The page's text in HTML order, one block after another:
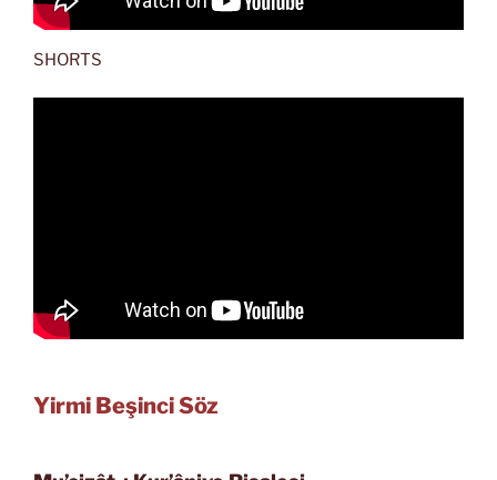
SHORTS
Yirmi Beşinci Söz